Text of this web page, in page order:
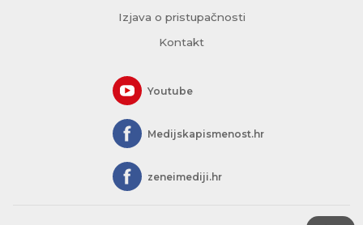
Izjava o pristupačnosti
Kontakt
Youtube
Medijskapismenost.hr
zeneimediji.hr